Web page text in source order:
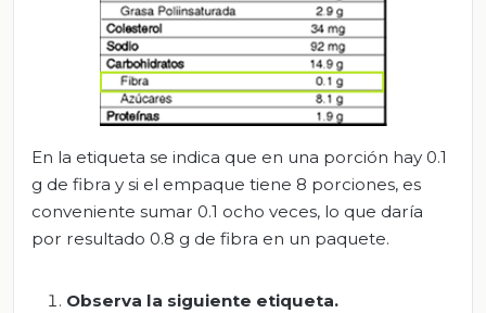
En la etiqueta se indica que en una porción hay 0.1
g de fibra y si el empaque tiene 8 porciones, es
conveniente sumar 0.1 ocho veces, lo que daría
por resultado 0.8 g de fibra en un paquete.
Observa la siguiente etiqueta.